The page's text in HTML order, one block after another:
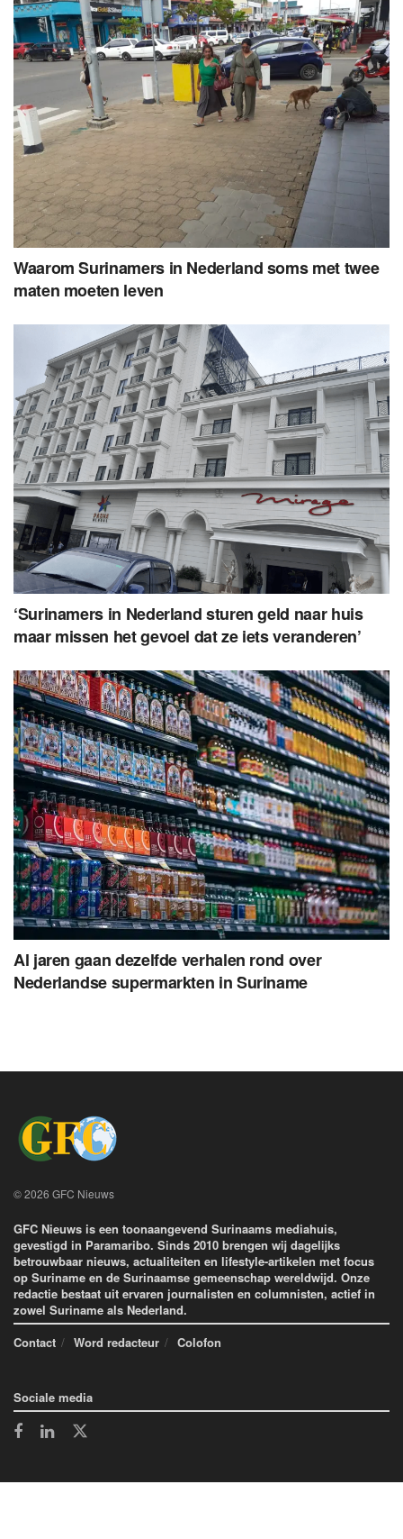
Waarom Surinamers in Nederland soms met twee
maten moeten leven
‘Surinamers in Nederland sturen geld naar huis
maar missen het gevoel dat ze iets veranderen’
Al jaren gaan dezelfde verhalen rond over
Nederlandse supermarkten in Suriname
© 2026 GFC Nieuws
GFC Nieuws is een toonaangevend Surinaams mediahuis,
gevestigd in Paramaribo. Sinds 2010 brengen wij dagelijks
betrouwbaar nieuws, actualiteiten en lifestyle-artikelen met focus
op Suriname en de Surinaamse gemeenschap wereldwijd. Onze
redactie bestaat uit ervaren journalisten en columnisten, actief in
zowel Suriname als Nederland.
Contact
Word redacteur Colofon
Sociale media